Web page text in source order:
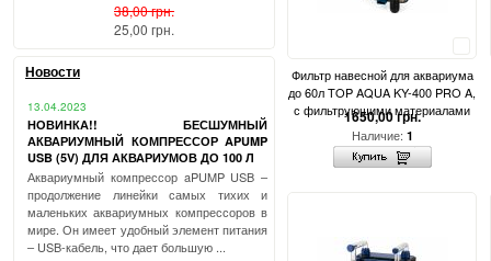
Фильтр навесной для аквариума
до 60л TOP AQUA KY-400 PRO A,
с фильтрующими материалами
1650,00 грн.
Наличие: 1
38,00 грн.
25,00 грн.
Новости
13.04.2023
НОВИНКА!! БЕСШУМНЫЙ
АКВАРИУМНЫЙ КОМПРЕССОР APUMP
USB (5V) ДЛЯ АКВАРИУМОВ ДО 100 Л
Аквариумный компрессор aPUMP USB –
продолжение линейки самых тихих и
маленьких аквариумных компрессоров в
мире. Он имеет удобный элемент питания
– USB-кабель, что дает большую ...